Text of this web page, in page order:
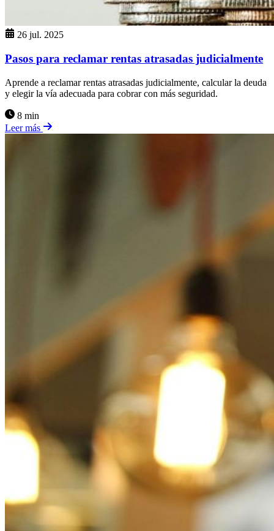
26 jul. 2025
Pasos para reclamar rentas atrasadas judicialmente
Aprende a reclamar rentas atrasadas judicialmente, calcular la deuda
y elegir la vía adecuada para cobrar con más seguridad.
8 min
Leer más